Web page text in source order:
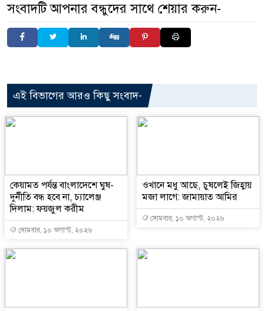
সংবাদটি আপনার বন্ধুদের সাথে শেয়ার করুন-
এই বিভাগের আরও কিছু সংবাদ-
কেয়ামত পর্যন্ত বাংলাদেশে ঘুষ-
দুর্নীতি বন্ধ হবে না, চ্যালেঞ্জ
দিলাম: ফয়জুল করীম
সোমবার, ১০ অগাস্ট, ২০২৬
ওখানে মধু আছে, চুষলেই জিহ্বায়
মজা লাগে: জামায়াত আমির
সোমবার, ১০ অগাস্ট, ২০২৬